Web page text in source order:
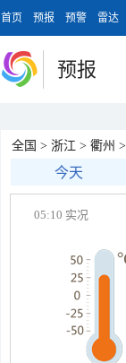
首页 预报 预警 雷达
预报
全国 > 浙江 > 衢州 >
今天
05:10 实况